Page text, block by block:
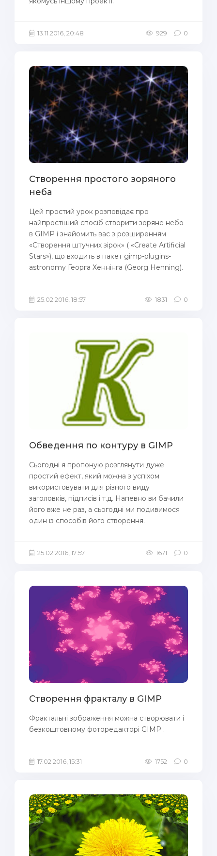
13.11.2016, 20:48 929 0
Створення простого зоряного
неба
Цей простий урок розповідає про
найпростіший спосіб створити зоряне небо
в GIMP і знайомить вас з розширенням
«Створення штучних зірок» ( «Create Artificial
Stars»), що входить в пакет gimp-plugins-
astronomy Георга Хеннінга (Georg Henning).
25.02.2016, 18:57 1831 0
Обведення по контуру в GIMP
Сьогодні я пропоную розглянути дуже
простий ефект, який можна з успіхом
використовувати для різного виду
заголовків, підписів і т.д. Напевно ви бачили
його вже не раз, а сьогодні ми подивимося
один із способів його створення.
25.02.2016, 17:57 1671 0
Створення фракталу в GIMP
Фрактальні зображення можна створювати і
безкоштовному фоторедакторі GIMP .
17.02.2016, 15:31 1752 0